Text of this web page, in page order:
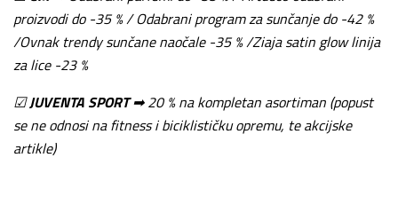
proizvodi do -35 % / Odabrani program za sunčanje do -42 %
/Ovnak trendy sunčane naočale -35 % /Ziaja satin glow linija
za lice -23 %
☑JUVENTA SPORT➡ 20 % na kompletan asortiman (popust
se ne odnosi na fitness i biciklističku opremu, te akcijske
artikle)